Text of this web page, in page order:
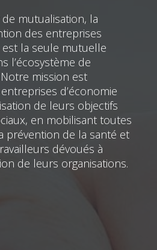
mutualisation, la
des entreprises
est la seule mutuelle
l’écosystème de
mission est
d’économie
de leurs objectifs
en mobilisant toutes
prévention de la santé et
dévoués à
de leurs organisations.